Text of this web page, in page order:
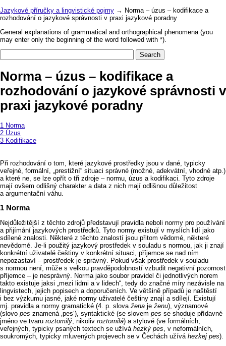
Jazykové příručky a lingvistické pojmy → Norma – úzus – kodifikace a
rozhodování o jazykové správnosti v praxi jazykové poradny
General explanations of grammatical and orthographical phenomena (you
may enter only the beginning of the word followed with *).
Norma – úzus – kodifikace a
rozhodování o jazykové správnosti v
praxi jazykové poradny
Norma
Úzus
Kodifikace
Při rozhodování o tom, které jazykové prostředky jsou v dané, typicky
veřejné, formální, „prestižní“ situaci správné (možné, adekvátní, vhodné atp.)
a které ne, se lze opřít o tři zdroje –⁠⁠⁠⁠⁠⁠⁠⁠⁠⁠⁠⁠⁠⁠⁠⁠⁠⁠⁠⁠⁠ normu, úzus a kodifikaci. Tyto zdroje
mají ovšem odlišný charakter a data z nich mají odlišnou důležitost
a argumentační váhu.
Norma
Nejdůležitější z těchto zdrojů představují pravidla neboli normy pro používání
a přijímání jazykových prostředků. Tyto normy existují v myslích lidí jako
sdílené znalosti. Některé z těchto znalostí jsou přitom vědomé, některé
nevědomé. Je‑li použitý jazykový prostředek v souladu s normou, jak ji znají
konkrétní uživatelé češtiny v konkrétní situaci, příjemce se nad ním
nepozastaví –⁠⁠⁠⁠⁠⁠⁠⁠⁠⁠⁠⁠⁠⁠⁠⁠⁠⁠⁠⁠⁠ prostředek je správný. Pokud však prostředek v souladu
s normou není, může s velkou pravděpodobností vzbudit negativní pozornost
příjemce –⁠⁠⁠⁠⁠⁠⁠⁠⁠⁠⁠⁠⁠⁠⁠⁠⁠⁠⁠⁠⁠ je nesprávný. Norma jako soubor pravidel či jednotlivých norem
takto existuje jaksi „mezi lidmi a v lidech“, tedy do značné míry nezávisle na
lingvistech, jejich popisech a doporučeních. Ve většině případů je naštěstí
i bez výzkumu jasné, jaké normy uživatelé češtiny znají a sdílejí. Existují
mj. pravidla a normy gramatické (4. p. slova žena je ženu), významové
(slovo pes znamená ‚pes‘), syntaktické (se slovem pes se shoduje přídavné
jméno ve tvaru roztomilý, nikoliv roztomilá) a stylové (ve formálních,
veřejných, typicky psaných textech se užívá hezký pes, v neformálních,
soukromých, typicky mluvených projevech se v Čechách užívá hezkej pes).